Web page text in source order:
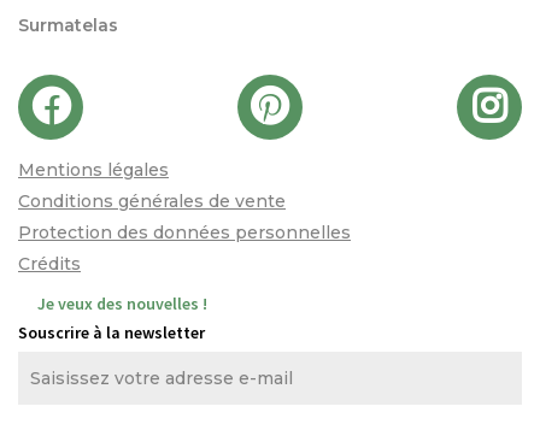
Surmatelas
Mentions légales
Conditions générales de vente
Protection des données personnelles
Crédits
Je veux des nouvelles !
Souscrire à la newsletter